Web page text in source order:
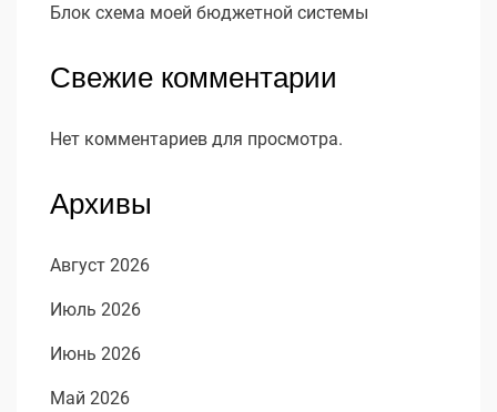
Блок схема моей бюджетной системы
Свежие комментарии
Нет комментариев для просмотра.
Архивы
Август 2026
Июль 2026
Июнь 2026
Май 2026